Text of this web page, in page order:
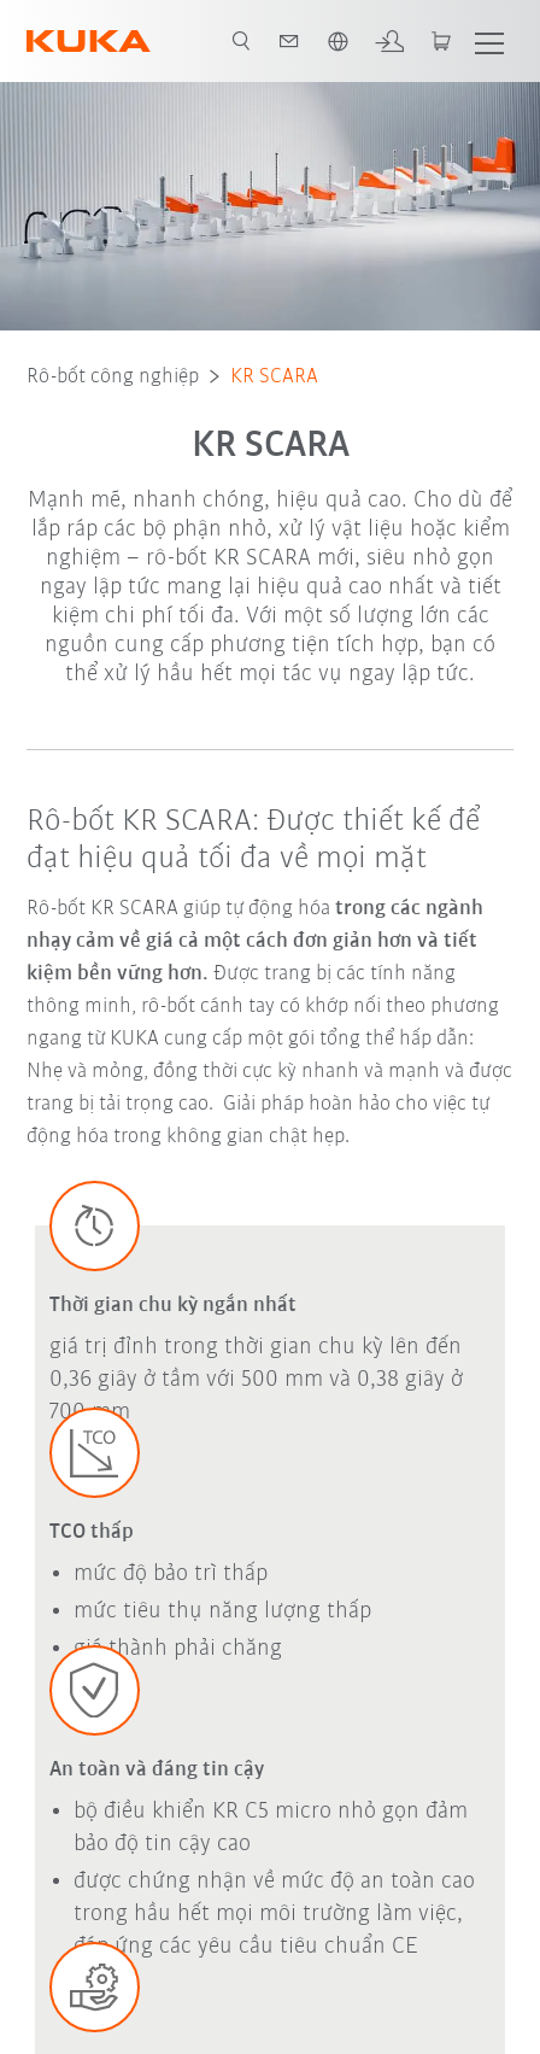
Video Các ưu điểm Các mô hình rô-bốt Các phạm vi ứng dụng
Rô-bốt công nghiệp KR SCARA
KR SCARA
Mạnh mẽ, nhanh chóng, hiệu quả cao. Cho dù để
lắp ráp các bộ phận nhỏ, xử lý vật liệu hoặc kiểm
nghiệm – rô-bốt KR SCARA mới, siêu nhỏ gọn
ngay lập tức mang lại hiệu quả cao nhất và tiết
kiệm chi phí tối đa. Với một số lượng lớn các
nguồn cung cấp phương tiện tích hợp, bạn có
thể xử lý hầu hết mọi tác vụ ngay lập tức.
Rô-bốt KR SCARA: Được thiết kế để
đạt hiệu quả tối đa về mọi mặt
Rô-bốt KR SCARA giúp tự động hóatrong các ngành
nhạy cảm về giá cả một cách đơn giản hơn và tiết
kiệm bền vững hơn. Được trang bị các tính năng
thông minh, rô-bốt cánh tay có khớp nối theo phương
ngang từ KUKA cung cấp một gói tổng thể hấp dẫn:
Nhẹ và mỏng, đồng thời cực kỳ nhanh và mạnh và được
trang bị tải trọng cao. Giải pháp hoàn hảo cho việc tự
động hóa trong không gian chật hẹp.
Thời gian chu kỳ ngắn nhất
giá trị đỉnh trong thời gian chu kỳ lên đến
0,36 giây ở tầm với 500 mm và 0,38 giây ở
700 mm
TCO thấp
mức độ bảo trì thấp
mức tiêu thụ năng lượng thấp
giá thành phải chăng
An toàn và đáng tin cậy
bộ điều khiển KR C5 micro nhỏ gọn đảm
bảo độ tin cậy cao
được chứng nhận về mức độ an toàn cao
trong hầu hết mọi môi trường làm việc,
đáp ứng các yêu cầu tiêu chuẩn CE